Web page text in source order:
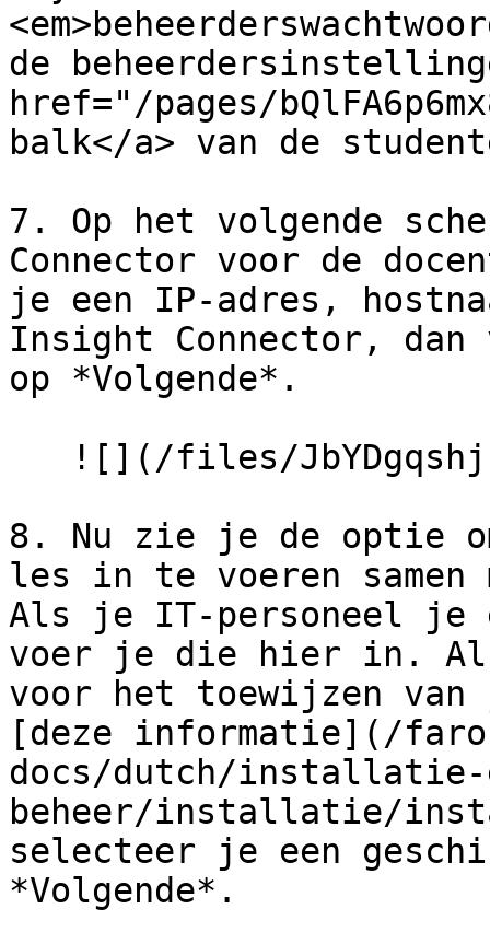
de
href="/pages/
balk</a> van de
7. Op het volgende
Connector voor de
je een IP-adres,
Insight Connector,
op *Volgende*.
8. Nu zie je de optie
les in te voeren
Als je IT-personeel je
voer je die hier in.
voor het toewijzen
[deze informatie](/
docs/dutch/installatie-
beheer/installatie/
selecteer je een
*Volgende*.